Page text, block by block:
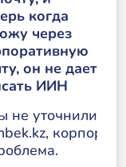
или аккаунт в
аккаунт
.
когда
через
он не дает
ИИН
не уточнили,